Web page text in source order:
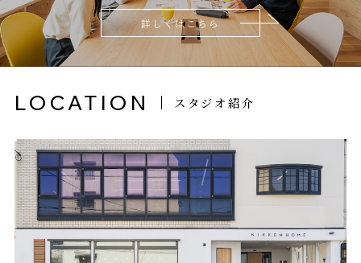
詳しくはこちら
LOCATION スタジオ紹介